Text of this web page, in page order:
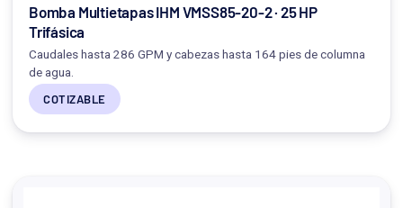
Bomba Multietapas IHM VMSS85-20-2 · 25 HP
Trifásica
Caudales hasta 286 GPM y cabezas hasta 164 pies de columna
de agua.
COTIZABLE